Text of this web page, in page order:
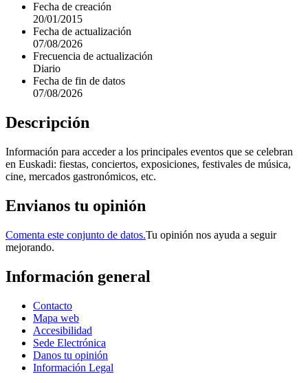
Fecha de creación
20/01/2015
Fecha de actualización
07/08/2026
Frecuencia de actualización
Diario
Fecha de fin de datos
07/08/2026
Descripción
Información para acceder a los principales eventos que se celebran
en Euskadi: fiestas, conciertos, exposiciones, festivales de música,
cine, mercados gastronómicos, etc.
Envianos tu opinión
Comenta este conjunto de datos.Tu opinión nos ayuda a seguir
mejorando.
Información general
Contacto
Mapa web
Accesibilidad
Sede Electrónica
Danos tu opinión
Información Legal